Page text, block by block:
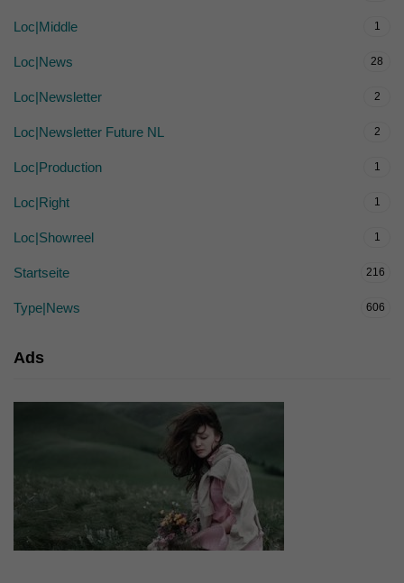
Loc|Middle 1
Loc|News 28
Loc|Newsletter 2
Loc|Newsletter Future NL 2
Loc|Production 1
Loc|Right 1
Loc|Showreel 1
Startseite 216
Type|News 606
Ads